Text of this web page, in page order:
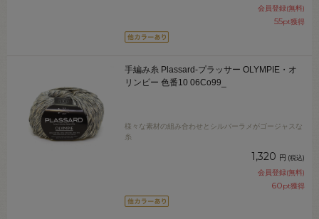
会員登録(無料)
55pt獲得
手編み糸 Plassard-プラッサー OLYMPIE・オ
リンピー 色番10 06Co99_
様々な素材の組み合わせとシルバーラメがゴージャスな
糸
1,320 円 (税込)
会員登録(無料)
60pt獲得